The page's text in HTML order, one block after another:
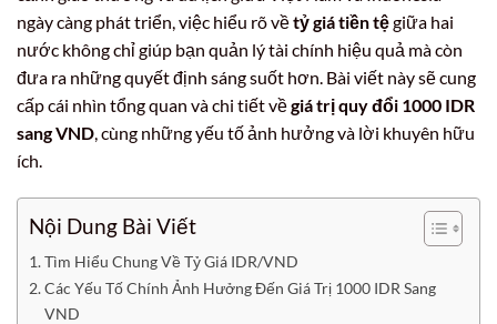
ngày càng phát triển, việc hiểu rõ vềtỷ giá tiền tệgiữa hai
nước không chỉ giúp bạn quản lý tài chính hiệu quả mà còn
đưa ra những quyết định sáng suốt hơn. Bài viết này sẽ cung
cấp cái nhìn tổng quan và chi tiết vềgiá trị quy đổi 1000 IDR
sang VND, cùng những yếu tố ảnh hưởng và lời khuyên hữu
ích.
Nội Dung Bài Viết
Tìm Hiểu Chung Về Tỷ Giá IDR/VND
Các Yếu Tố Chính Ảnh Hưởng Đến Giá Trị 1000 IDR Sang
VND